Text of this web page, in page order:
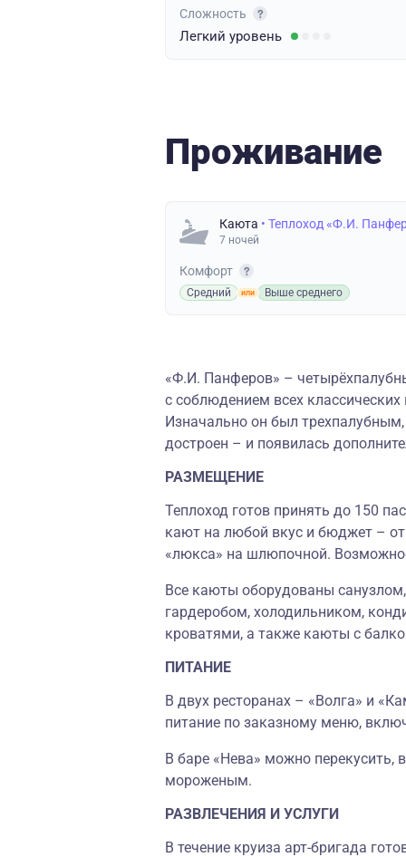
Сложность
Легкий уровень
Проживание
Каюта • Теплоход «Ф.И.
7 ночей
Комфорт
Средний Выше среднего
«Ф.И. Панферов» –
с соблюдением всех
Изначально он был
достроен – и появилась
РАЗМЕЩЕНИЕ
Теплоход готов принять до 150
кают на любой вкус и бюджет –
«люкса» на шлюпочной.
Все каюты оборудованы
гардеробом, холодильником,
кроватями, а также каюты с
ПИТАНИЕ
В двух ресторанах – «Волга» и «
питание по заказному меню,
В баре «Нева» можно перекусить,
мороженым.
РАЗВЛЕЧЕНИЯ И УСЛУГИ
В течение круиза арт-бригада